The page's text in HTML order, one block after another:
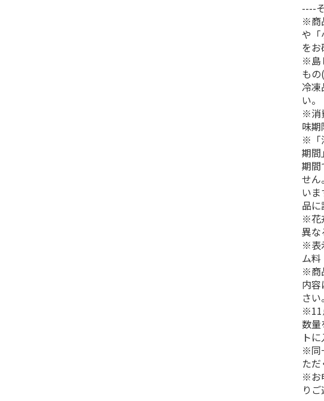
----
※商
や「
をお
※島
も
冷凍
い。
※消
味期
※「
期
期間
せん
い
品に
※花
異な
※表
ム料
※商
内
さい。
※11
数量
ト
※同
た
※お
り